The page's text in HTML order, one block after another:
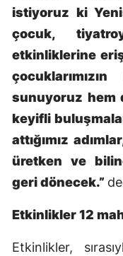
istiyoruz ki
çocuk,
etkinliklerine
sunuyoruz hem
keyifli
attığımız
üretken ve
geri dönecek.”
Etkinlikler 12
Etkinlikler,